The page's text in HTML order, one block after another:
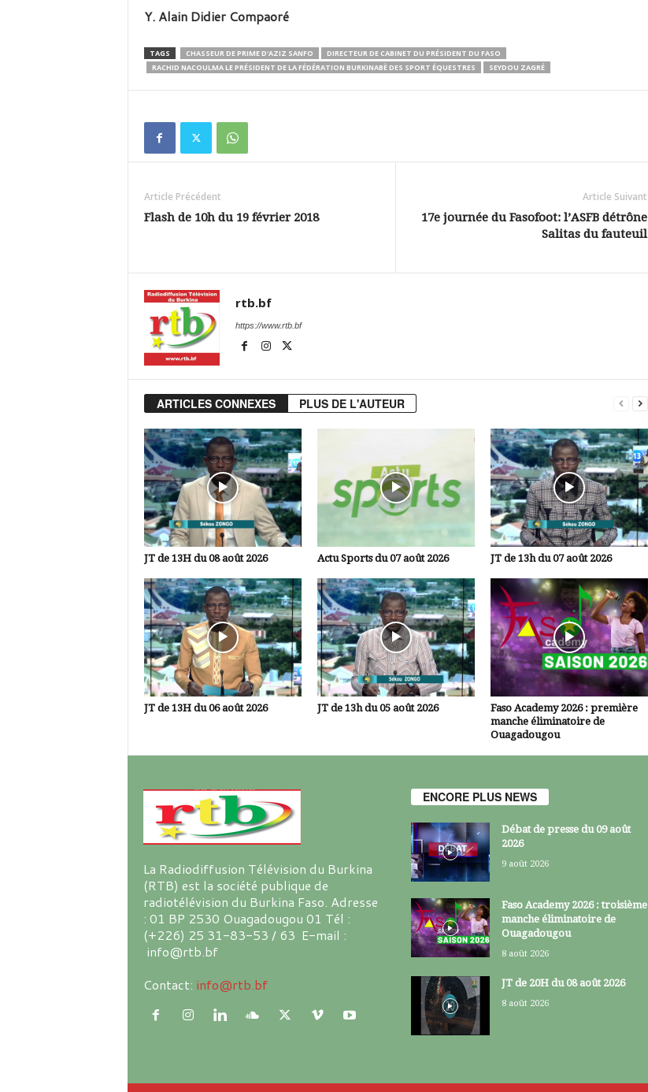
Y. Alain Didier Compaoré
TAGS CHASSEUR DE PRIME D'AZIZ SANFO
DIRECTEUR DE CABINET DU PRÉSIDENT DU FASO
RACHID NACOULMA LE PRÉSIDENT DE LA FÉDÉRATION BURKINABÈ DES SPORT ÉQUESTRES
SEYDOU ZAGRÉ
Article Précédent
Flash de 10h du 19 février 2018
Article Suivant
17e journée du Fasofoot: l’ASFB détrône
Salitas du fauteuil
rtb.bf
https://www.rtb.bf
ARTICLES CONNEXES PLUS DE L'AUTEUR
JT de 13H du 08 août 2026 Actu Sports du 07 août 2026 JT de 13h du 07 août 2026
JT de 13H du 06 août 2026 JT de 13h du 05 août 2026
Faso Academy 2026 : première
manche éliminatoire de
Ouagadougou
La Radiodiffusion Télévision du Burkina
(RTB) est la société publique de
radiotélévision du Burkina Faso. Adresse
: 01 BP 2530 Ouagadougou 01 Tél :
(+226) 25 31-83-53 / 63 E-mail :
info@rtb.bf
Contact: info@rtb.bf
ENCORE PLUS NEWS
Débat de presse du 09 août
2026
9 août 2026
Faso Academy 2026 : troisième
manche éliminatoire de
Ouagadougou
8 août 2026
JT de 20H du 08 août 2026
8 août 2026